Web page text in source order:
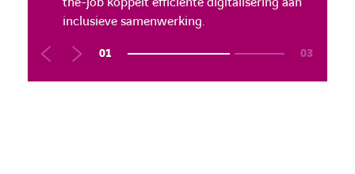
optimaliseert en sociale impact creëert.
inclusieve samenwerking.
optimaliseert en sociale impact creëert.
01 03